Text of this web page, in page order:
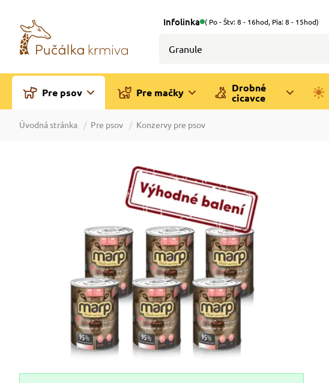
Infolinka ( Po - Štv: 8 - 16hod, Pia: 8 - 15hod)
Pre psov Pre mačky
Drobné
cicavce
Úvodná stránka Pre psov Konzervy pre psov